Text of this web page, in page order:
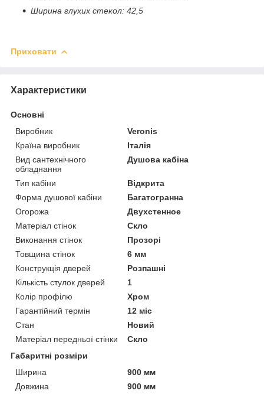
Ширина глухих стекол: 42,5
Приховати
Характеристики
Основні
Виробник
Veronis
Країна виробник
Італія
Вид сантехнічного
обладнання
Душова кабіна
Тип кабіни
Відкрита
Форма душової кабіни
Багатогранна
Огорожа
Двухстенное
Матеріал стінок
Скло
Виконання стінок
Прозорі
Товщина стінок
6 мм
Конструкція дверей
Розпашні
Кількість стулок дверей
1
Колір профілю
Хром
Гарантійний термін
12 міс
Стан
Новий
Матеріал передньої стінки
Скло
Габаритні розміри
Ширина
900 мм
Довжина
900 мм